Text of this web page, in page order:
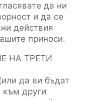
да ни
и да се
действия
приноси.
НА ТРЕТИ
да ви бъдат
към други